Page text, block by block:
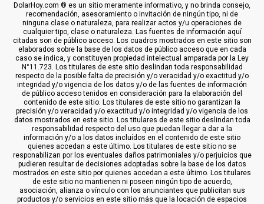
DolarHoy.com ® es un sitio meramente informativo, y no brinda consejo,
recomendación, asesoramiento o invitación de ningún tipo, ni de
ninguna clase o naturaleza, para realizar actos y/u operaciones de
cualquier tipo, clase o naturaleza. Las fuentes de información aquí
citadas son de público acceso. Los cuadros mostrados en este sitio son
elaborados sobre la base de los datos de público acceso que en cada
caso se indica, y constituyen propiedad intelectual amparada por la Ley
N°11.723. Los titulares de este sitio deslindan toda responsabilidad
respecto de la posible falta de precisión y/o veracidad y/o exactitud y/o
integridad y/o vigencia de los datos y/o de las fuentes de información
de público acceso tenidos en consideración para la elaboración del
contenido de este sitio. Los titulares de este sitio no garantizan la
precisión y/o veracidad y/o exactitud y/o integridad y/o vigencia de los
datos mostrados en este sitio. Los titulares de este sitio deslindan toda
responsabilidad respecto del uso que puedan llegar a dar a la
información y/o a los datos incluídos en el contenido de este sitio
quienes accedan a este último. Los titulares de este sitio no se
responabilizan por los eventuales daños patrimoniales y/o perjuicios que
pudieren resultar de decisiones adoptadas sobre la base de los datos
mostrados en este sitio por quienes accedan a este último. Los titulares
de este sitio no mantienen ni poseen ningún tipo de acuerdo,
asociación, alianza o vínculo con los anunciantes que publicitan sus
productos y/o servicios en este sitio más que la locación de espacios